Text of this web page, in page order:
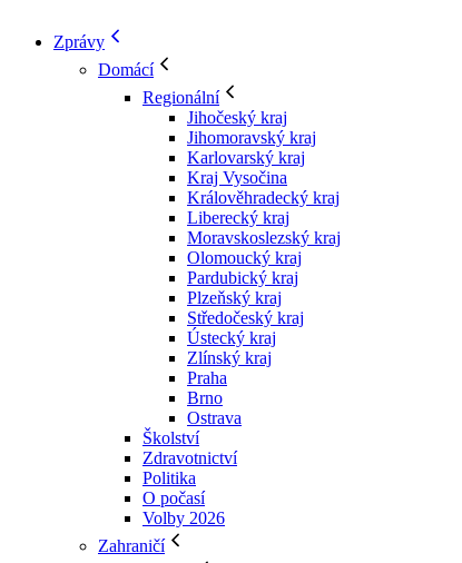
Zprávy
Domácí
Regionální
Jihočeský kraj
Jihomoravský kraj
Karlovarský kraj
Kraj Vysočina
Králověhradecký kraj
Liberecký kraj
Moravskoslezský kraj
Olomoucký kraj
Pardubický kraj
Plzeňský kraj
Středočeský kraj
Ústecký kraj
Zlínský kraj
Praha
Brno
Ostrava
Školství
Zdravotnictví
Politika
O počasí
Volby 2026
Zahraničí